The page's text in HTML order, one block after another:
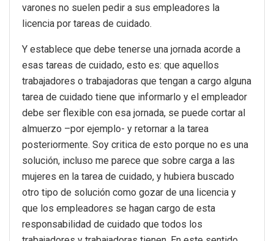
varones no suelen pedir a sus empleadores la
licencia por tareas de cuidado.
Y establece que debe tenerse una jornada acorde a
esas tareas de cuidado, esto es: que aquellos
trabajadores o trabajadoras que tengan a cargo alguna
tarea de cuidado tiene que informarlo y el empleador
debe ser flexible con esa jornada, se puede cortar al
almuerzo –por ejemplo- y retornar a la tarea
posteriormente. Soy critica de esto porque no es una
solución, incluso me parece que sobre carga a las
mujeres en la tarea de cuidado, y hubiera buscado
otro tipo de solución como gozar de una licencia y
que los empleadores se hagan cargo de esta
responsabilidad de cuidado que todos los